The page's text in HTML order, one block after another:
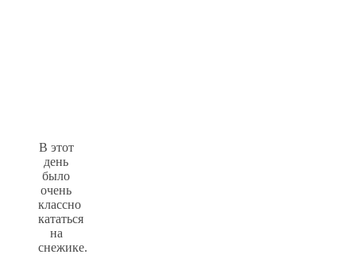
В этот
день
было
очень
классно
кататься
на
снежике.